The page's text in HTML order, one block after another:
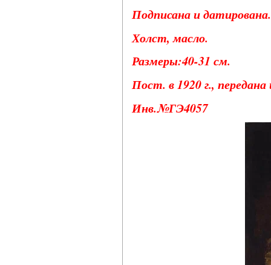
Подписана и датирована.
Холст, масло.
Размеры:40-31 см.
Пост. в 1920 г., передана
Инв.№ГЭ4057